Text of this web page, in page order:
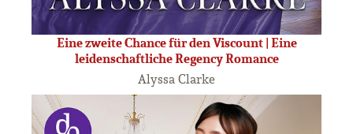
Eine zweite Chance für den Viscount | Eine
leidenschaftliche Regency Romance
Alyssa Clarke